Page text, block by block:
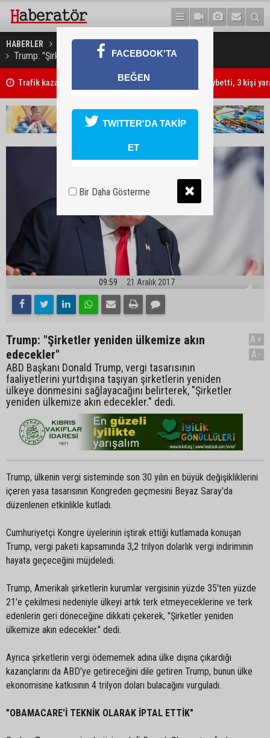
HABERLER DÜNYA
Trump: "Şirketler yeniden ülkemize akın edecekler"
Trafik kazasında 85 yaşındaki Turan Obalı hayatını kaybetti, 3 kişi
09:59 21 Aralık 2017
Trump: "Şirketler yeniden ülkemize akın
edecekler"
ABD Başkanı Donald Trump, vergi tasarısının
faaliyetlerini yurtdışına taşıyan şirketlerin yeniden
ülkeye dönmesini sağlayacağını belirterek, "Şirketler
yeniden ülkemize akın edecekler." dedi.
A+
A-
Trump, ülkenin vergi sisteminde son 30 yılın en büyük değişikliklerini
içeren yasa tasarısının Kongreden geçmesini Beyaz Saray'da
düzenlenen etkinlikle kutladı.
Cumhuriyetçi Kongre üyelerinin iştirak ettiği kutlamada konuşan
Trump, vergi paketi kapsamında 3,2 trilyon dolarlık vergi indiriminin
hayata geçeceğini müjdeledi.
Trump, Amerikalı şirketlerin kurumlar vergisinin yüzde 35'ten yüzde
21'e çekilmesi nedeniyle ülkeyi artık terk etmeyeceklerine ve terk
edenlerin geri döneceğine dikkati çekerek, "Şirketler yeniden
ülkemize akın edecekler." dedi.
Ayrıca şirketlerin vergi ödememek adına ülke dışına çıkardığı
kazançlarını da ABD'ye getireceğini dile getiren Trump, bunun ülke
ekonomisine katkısının 4 trilyon doları bulacağını vurguladı.
"OBAMACARE'İ TEKNİK OLARAK İPTAL ETTİK"
FACEBOOK'TA
BEĞEN
TWITTER'DA TAKİP
ET
Bir Daha Gösterme